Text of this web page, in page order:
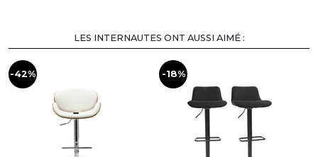
LES INTERNAUTES ONT AUSSI AIMÉ :
-42% -18%